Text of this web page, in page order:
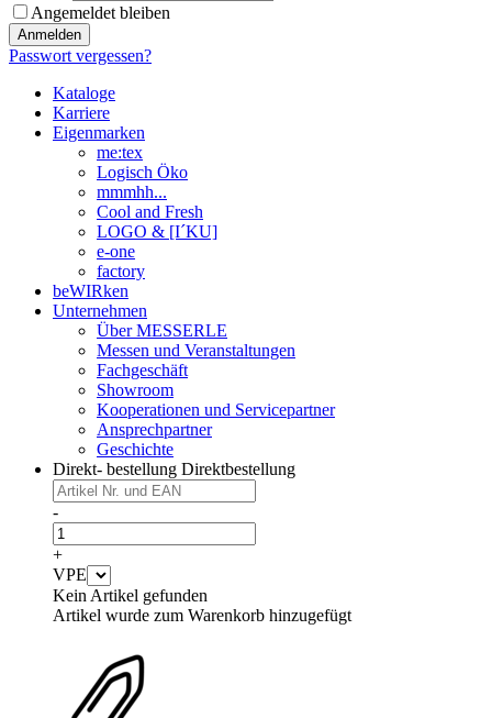
Angemeldet bleiben
Anmelden
Passwort vergessen?
Kataloge
Karriere
Eigenmarken
me:tex
Logisch Öko
mmmhh...
Cool and Fresh
LOGO & [I´KU]
e-one
factory
beWIRken
Unternehmen
Über MESSERLE
Messen und Veranstaltungen
Fachgeschäft
Showroom
Kooperationen und Servicepartner
Ansprechpartner
Geschichte
Direkt- bestellung Direktbestellung
-
+
VPE
Kein Artikel gefunden
Artikel wurde zum Warenkorb hinzugefügt